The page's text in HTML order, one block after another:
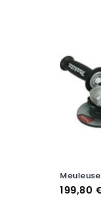
Prix
199,80